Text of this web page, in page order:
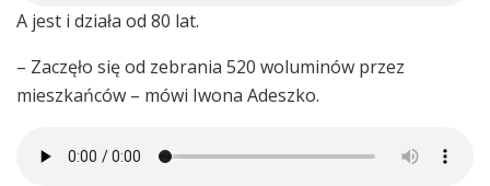
A jest i działa od 80 lat.
– Zaczęło się od zebrania 520 woluminów przez
mieszkańców – mówi Iwona Adeszko.